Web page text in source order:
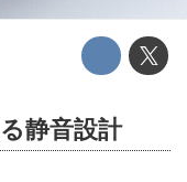
静音設計